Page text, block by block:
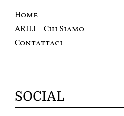
Home
ARILI – Chi Siamo
Contattaci
SOCIAL